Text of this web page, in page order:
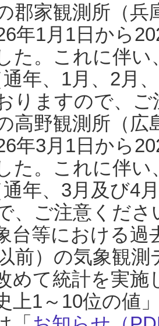
郡家観測所（
年1月1日から
た。これに伴い
年、1月、2月
りますので、
高野観測所（
年3月1日から
た。これに伴い
年、3月及び4
、ご注意くだ
台等における過
以前）の気象観
めて統計を実
上1～10位の値